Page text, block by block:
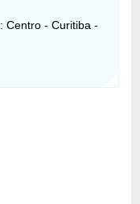
Centro - Curitiba -